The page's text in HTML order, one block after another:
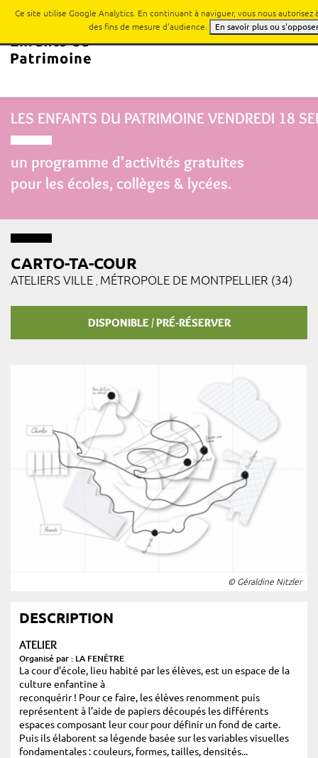
LES ENFANTS DU PATRIMOINE VENDREDI 18
un programme d'activités gratuites
pour les écoles, collèges & lycées.
CARTO-TA-COUR
ATELIERS VILLE MÉTROPOLE DE MONTPELLIER (34)
DISPONIBLE / PRÉ-RÉSERVER
© Géraldine Nitzler
DESCRIPTION
ATELIER
Organisé par : LA FENÊTRE
La cour d’école, lieu habité par les élèves, est un espace de la
culture enfantine à
reconquérir ! Pour ce faire, les élèves renomment puis
représentent à l’aide de papiers découpés les différents
espaces composant leur cour pour définir un fond de carte.
Puis ils élaborent sa légende basée sur les variables visuelles
fondamentales : couleurs, formes, tailles, densités...
Ce site utilise Google Analytics. En continuant à naviguer, vous nous autorisez
des fins de mesure d'audience.
En savoir plus ou